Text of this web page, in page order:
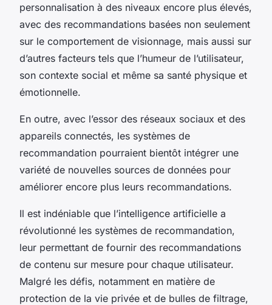
personnalisation à des niveaux encore plus élevés,
avec des recommandations basées non seulement
sur le comportement de visionnage, mais aussi sur
d’autres facteurs tels que l’humeur de l’utilisateur,
son contexte social et même sa santé physique et
émotionnelle.
En outre, avec l’essor des réseaux sociaux et des
appareils connectés, les systèmes de
recommandation pourraient bientôt intégrer une
variété de nouvelles sources de données pour
améliorer encore plus leurs recommandations.
Il est indéniable que l’intelligence artificielle a
révolutionné les systèmes de recommandation,
leur permettant de fournir des recommandations
de contenu sur mesure pour chaque utilisateur.
Malgré les défis, notamment en matière de
protection de la vie privée et de bulles de filtrage,